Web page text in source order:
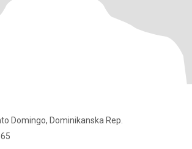
Domingo, Dominikanska Rep.